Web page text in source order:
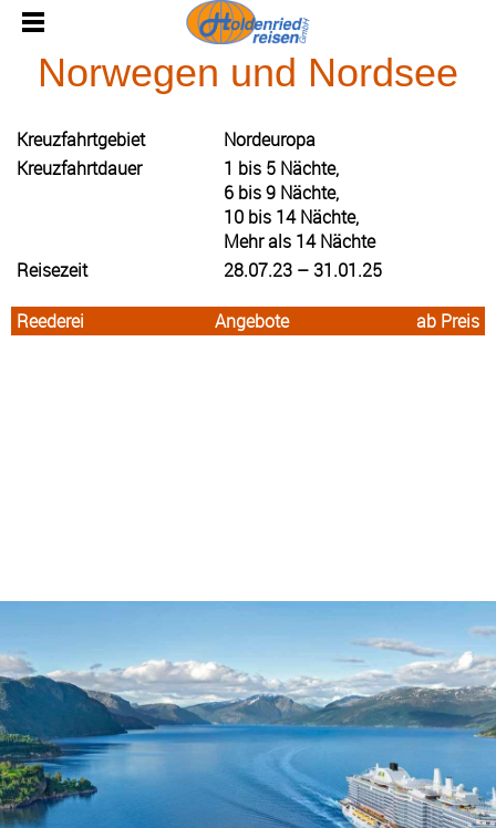
Norwegen und Nordsee
Kreuzfahrtgebiet
Nordeuropa
Kreuzfahrtdauer
1 bis 5 Nächte,
6 bis 9 Nächte,
10 bis 14 Nächte,
Mehr als 14 Nächte
Reisezeit
28.07.23 – 31.01.25
Reederei Angebote ab Preis